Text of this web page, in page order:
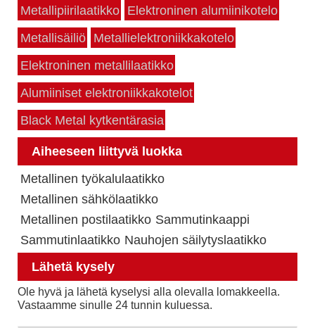
Metallipiirilaatikko
Elektroninen alumiinikotelo
Metallisäiliö
Metallielektroniikkakotelo
Elektroninen metallilaatikko
Alumiiniset elektroniikkakotelot
Black Metal kytkentärasia
Aiheeseen liittyvä luokka
Metallinen työkalulaatikko
Metallinen sähkölaatikko
Metallinen postilaatikko Sammutinkaappi
Sammutinlaatikko Nauhojen säilytyslaatikko
Lähetä kysely
Ole hyvä ja lähetä kyselysi alla olevalla lomakkeella.
Vastaamme sinulle 24 tunnin kuluessa.